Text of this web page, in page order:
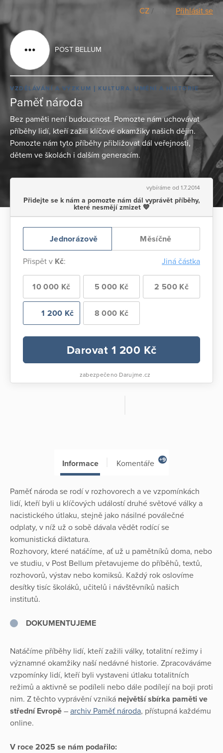
CZ / Přihlásit se
POST BELLUM
VZDĚLÁVÁNÍ A VÝZKUM KULTURA, UMĚNÍ A HISTORIE
Paměť národa
Bez paměti není budoucnost. Pomozte nám uchovávat
příběhy lidí, kteří zažili klíčové okamžiky našich dějin.
Pomozte nám tyto příběhy přibližovat dál veřejnosti,
dětem ve školách i dalším generacím.
vybíráme od 1.7.2014
Přidejte se k nám a pomozte nám dál vyprávět příběhy,
které nesmějí zmizet 💙
Jednorázově Měsíčně
Přispět v Kč: Jiná částka
10 000 Kč 5 000 Kč 2 500 Kč
1 200 Kč 8 000 Kč
Darovat 1 200 Kč
zabezpečeno Darujme.cz
Informace Komentáře +9
Paměť národa se rodí v rozhovorech a ve vzpomínkách
lidí, kteří byli u klíčových událostí druhé světové války a
nacistického útlaku, stejně jako násilné poválečné
odplaty, v níž už o sobě dávala vědět rodící se
komunistická diktatura.
Rozhovory, které natáčíme, ať už u pamětníků doma, nebo
ve studiu, v Post Bellum přetavujeme do příběhů, textů,
rozhovorů, výstav nebo komiksů. Každý rok oslovíme
desítky tisíc školáků, učitelů i návštěvníků našich
institutů.
DOKUMENTUJEME
Natáčíme příběhy lidí, kteří zažili války, totalitní režimy i
významné okamžiky naší nedávné historie. Zpracováváme
vzpomínky lidí, kteří byli vystaveni útlaku totalitních
režimů a aktivně se podíleli nebo dále podílejí na boji proti
nim. Z těchto vyprávění vzniká největší sbírka paměti ve
střední Evropě – archiv Paměť národa, přístupná každému
online.
V roce 2025 se nám podařilo: